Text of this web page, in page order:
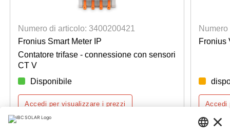
Numero di articolo: 3400200421
Fronius Smart Meter IP
Contatore trifase - connessione con sensori
CT V
Disponibile
Accedi per visualizzare i prezzi
Fronius
Accedi